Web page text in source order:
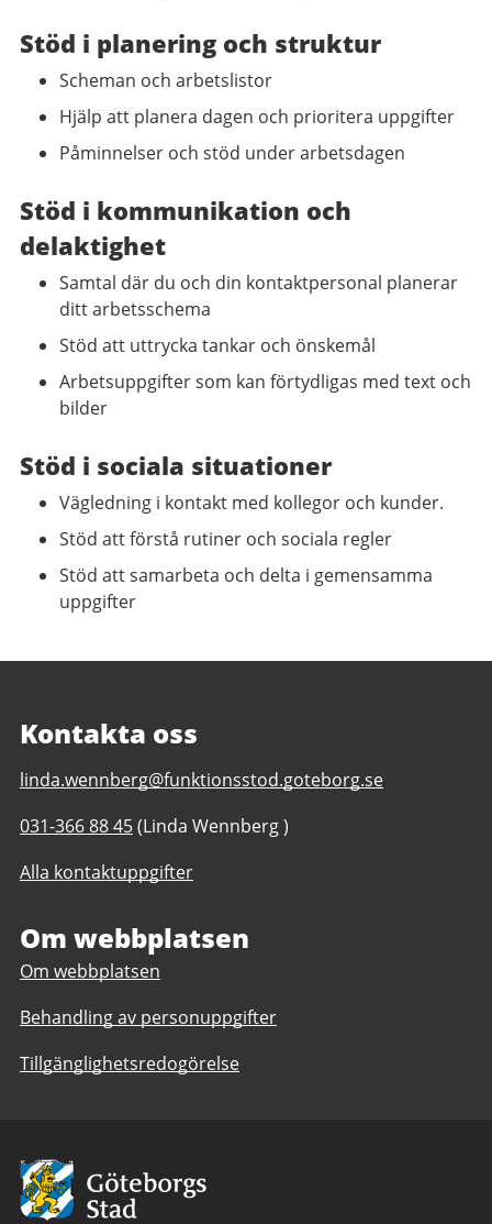
Stöd i planering och struktur
Scheman och arbetslistor
Hjälp att planera dagen och prioritera uppgifter
Påminnelser och stöd under arbetsdagen
Stöd i kommunikation och
delaktighet
Samtal där du och din kontaktpersonal planerar
ditt arbetsschema
Stöd att uttrycka tankar och önskemål
Arbetsuppgifter som kan förtydligas med text och
bilder
Stöd i sociala situationer
Vägledning i kontakt med kollegor och kunder.
Stöd att förstå rutiner och sociala regler
Stöd att samarbeta och delta i gemensamma
uppgifter
Kontakta oss
E-
till
Arbetslivscentrum
daglig
Göteborgs
Stad
linda.wennberg@funktionsstod.goteborg.se
Telefonnummer
Arbetslivscentrum
verksamhet
Göteborgs
Stad
031-366 88 45(Linda Wennberg )
Alla kontaktuppgifter
Om webbplatsen
Om webbplatsen
Behandling av personuppgifter
Tillgänglighetsredogörelse
Avsändare:
Göteborgs